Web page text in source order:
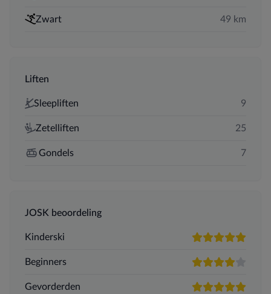
Zwart 49 km
Liften
Sleepliften 9
Zetelliften 25
Gondels 7
JOSK beoordeling
Kinderski
5 sterren
Beginners
4 sterren
Gevorderden